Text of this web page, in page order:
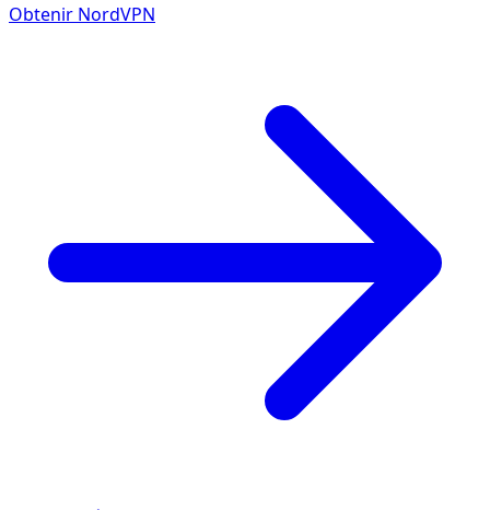
Obtenir NordVPN